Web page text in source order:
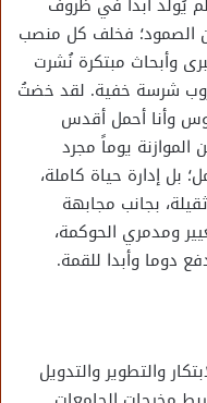
الصمود؛ فخلف كل منصب
وأبحاث مبتكرة نُشرت
شرسة خفية. لقد خضتُ
وأنا أحمل أقدس
الموازنة يوماً مجرد
بل إدارة حياة كاملة،
بجانب مجابهة
ومدمري الحوكمة،
دوما وأبدا للقمة.
والتطوير والتدويل